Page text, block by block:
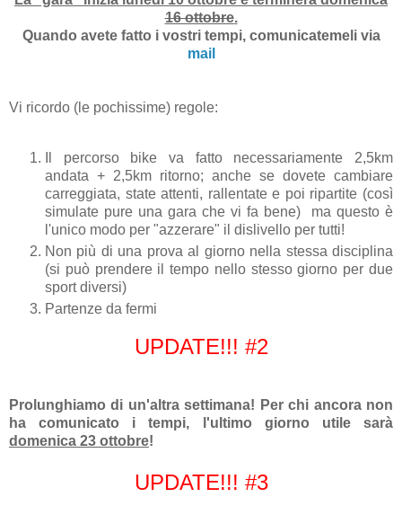
16 ottobre.
Quando avete fatto i vostri tempi, comunicatemeli via
mail
Vi ricordo (le pochissime) regole:
Il percorso bike va fatto necessariamente 2,5km
andata + 2,5km ritorno; anche se dovete cambiare
carreggiata, state attenti, rallentate e poi ripartite (così
simulate pure una gara che vi fa bene) ma questo è
l'unico modo per "azzerare" il dislivello per tutti!
Non più di una prova al giorno nella stessa disciplina
(si può prendere il tempo nello stesso giorno per due
sport diversi)
Partenze da fermi
UPDATE!!! #2
Prolunghiamo di un'altra settimana! Per chi ancora non
ha comunicato i tempi, l'ultimo giorno utile sarà
domenica 23 ottobre!
UPDATE!!! #3